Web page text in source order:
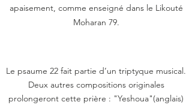
apaisement, comme enseigné dans le Likouté
Moharan 79.
Le psaume 22 fait partie d’un triptyque musical.
Deux autres compositions originales
prolongeront cette prière : "Yeshoua"(anglais)